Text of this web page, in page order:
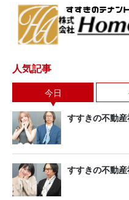
人気記事
今日
すすきの不動産
すすきの不動産